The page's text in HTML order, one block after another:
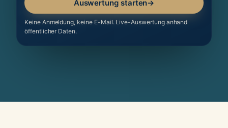
Auswertung starten→
Keine Anmeldung, keine E-Mail. Live-Auswertung anhand
öffentlicher Daten.